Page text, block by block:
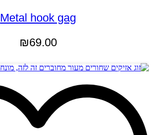
Metal hook gag
₪69.00